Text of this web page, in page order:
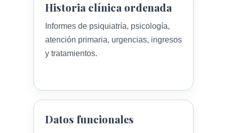
Historia clínica ordenada
Informes de psiquiatría, psicología,
atención primaria, urgencias, ingresos
y tratamientos.
Datos funcionales